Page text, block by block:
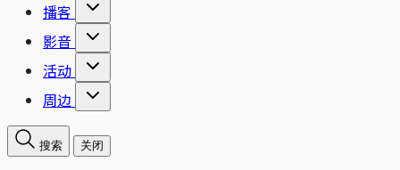
播客
影音
活动
周边
搜索 关闭